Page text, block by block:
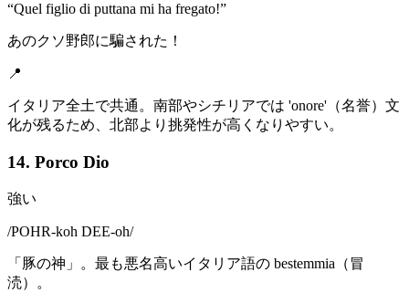
“Quel figlio di puttana mi ha fregato!”
あのクソ野郎に騙された！
📍
イタリア全土で共通。南部やシチリアでは 'onore'（名誉）文
化が残るため、北部より挑発性が高くなりやすい。
14. Porco Dio
強い
/POHR-koh DEE-oh/
「豚の神」。最も悪名高いイタリア語の bestemmia（冒
涜）。